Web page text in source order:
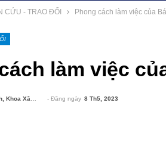
CỨU - TRAO ĐỔI Phong cách làm việc của
làm việc
Th.s Bùi Thị Oanh, Khoa Xây Dựng Đảng, Trường Đào Tạo Cán Bộ Lê Hồng Phong. - Đăng ngày 8 Th5, 2023